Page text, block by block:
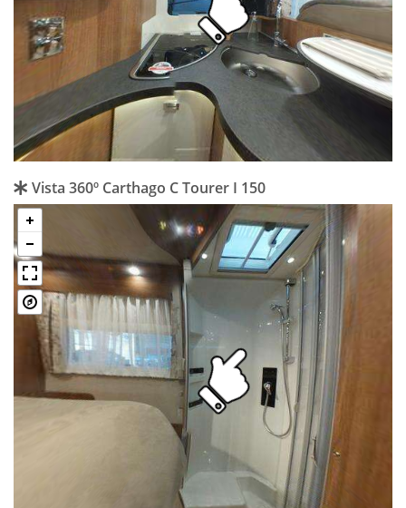
Vista 360º Carthago C Tourer I 150